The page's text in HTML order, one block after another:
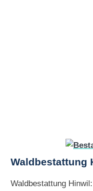
Waldbestattung
Waldbestattung